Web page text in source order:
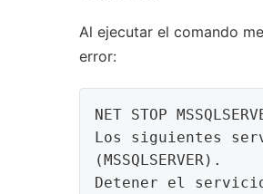
Al ejecutar el comando
error:
NET STOP
Los siguientes
(MSSQLSERVER).
Detener el servicio